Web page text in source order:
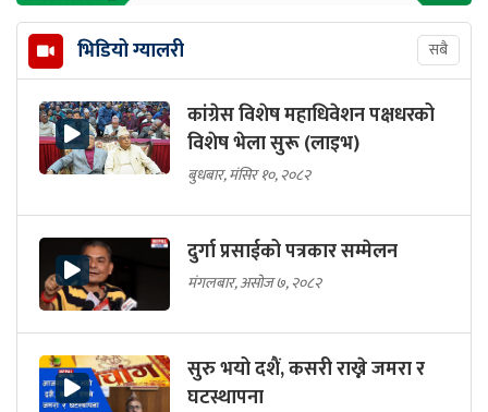
भिडियो ग्यालरी सबै
कांग्रेस विशेष महाधिवेशन पक्षधरको
विशेष भेला सुरू (लाइभ)
बुधबार, मंसिर १०, २०८२
दुर्गा प्रसाईको पत्रकार सम्मेलन
मंगलबार, असोज ७, २०८२
सुरु भयो दशैं, कसरी राख्ने जमरा र
घटस्थापना